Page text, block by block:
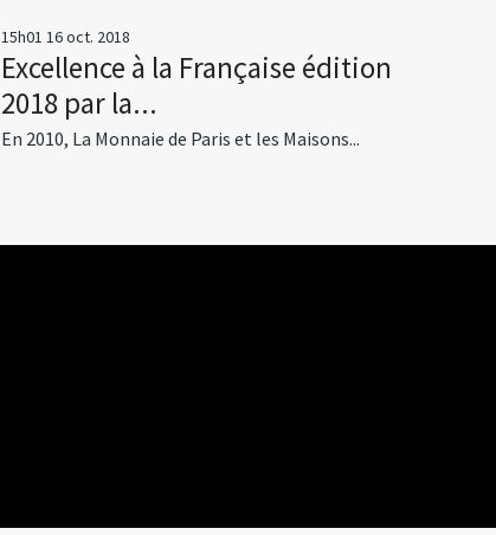
15h01 16oct. 2018
Excellence à la Française édition
2018 par la...
En 2010, La Monnaie de Paris et les Maisons...